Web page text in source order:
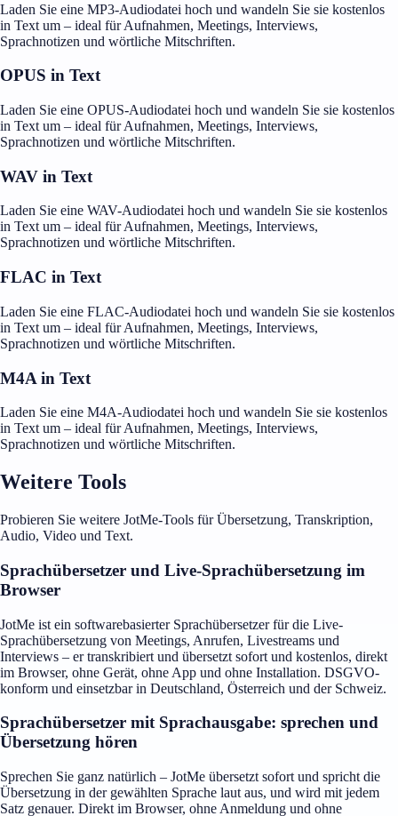
Laden Sie eine MP3-Audiodatei hoch und wandeln Sie sie kostenlos
in Text um – ideal für Aufnahmen, Meetings, Interviews,
Sprachnotizen und wörtliche Mitschriften.
OPUS in Text
Laden Sie eine OPUS-Audiodatei hoch und wandeln Sie sie kostenlos
in Text um – ideal für Aufnahmen, Meetings, Interviews,
Sprachnotizen und wörtliche Mitschriften.
WAV in Text
Laden Sie eine WAV-Audiodatei hoch und wandeln Sie sie kostenlos
in Text um – ideal für Aufnahmen, Meetings, Interviews,
Sprachnotizen und wörtliche Mitschriften.
FLAC in Text
Laden Sie eine FLAC-Audiodatei hoch und wandeln Sie sie kostenlos
in Text um – ideal für Aufnahmen, Meetings, Interviews,
Sprachnotizen und wörtliche Mitschriften.
M4A in Text
Laden Sie eine M4A-Audiodatei hoch und wandeln Sie sie kostenlos
in Text um – ideal für Aufnahmen, Meetings, Interviews,
Sprachnotizen und wörtliche Mitschriften.
Weitere Tools
Probieren Sie weitere JotMe-Tools für Übersetzung, Transkription,
Audio, Video und Text.
Sprachübersetzer und Live-Sprachübersetzung im
Browser
JotMe ist ein softwarebasierter Sprachübersetzer für die Live-
Sprachübersetzung von Meetings, Anrufen, Livestreams und
Interviews – er transkribiert und übersetzt sofort und kostenlos, direkt
im Browser, ohne Gerät, ohne App und ohne Installation. DSGVO-
konform und einsetzbar in Deutschland, Österreich und der Schweiz.
Sprachübersetzer mit Sprachausgabe: sprechen und
Übersetzung hören
Sprechen Sie ganz natürlich – JotMe übersetzt sofort und spricht die
Übersetzung in der gewählten Sprache laut aus, und wird mit jedem
Satz genauer. Direkt im Browser, ohne Anmeldung und ohne